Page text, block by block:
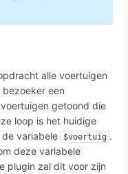
alle voertuigen
een
getoond die
loop is het huidige
variabele
$voertuig .
deze variabele
plugin zal dit voor zijn